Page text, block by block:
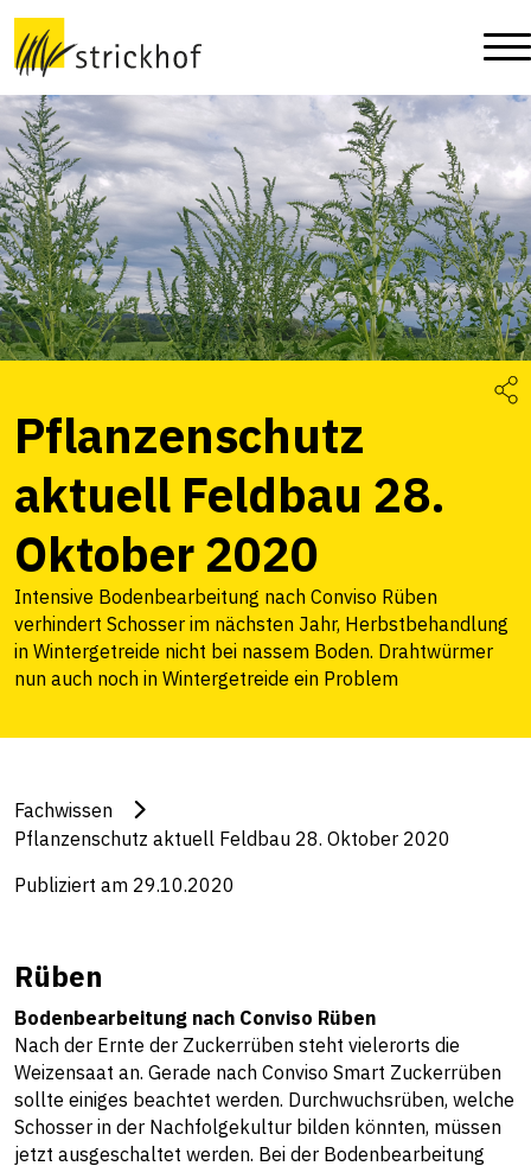
Pflanzenschutz
aktuell Feldbau 28.
Oktober 2020
Intensive Bodenbearbeitung nach Conviso Rüben
verhindert Schosser im nächsten Jahr, Herbstbehandlung
in Wintergetreide nicht bei nassem Boden. Drahtwürmer
nun auch noch in Wintergetreide ein Problem
Fachwissen
Pflanzenschutz aktuell Feldbau 28. Oktober 2020
Publiziert am 29.10.2020
Rüben
Bodenbearbeitung nach Conviso Rüben
Nach der Ernte der Zuckerrüben steht vielerorts die
Weizensaat an. Gerade nach Conviso Smart Zuckerrüben
sollte einiges beachtet werden. Durchwuchsrüben, welche
Schosser in der Nachfolgekultur bilden könnten, müssen
jetzt ausgeschaltet werden. Bei der Bodenbearbeitung